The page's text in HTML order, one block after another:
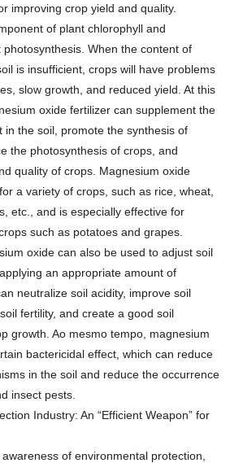
improving crop yield and quality.
of plant chlorophyll and
photosynthesis. When the content of
is insufficient, crops will have problems
, slow growth and reduced yield At this
oxide fertilizer can supplement the
in the soil, promote the synthesis of
the photosynthesis of crops, and
quality of crops. Magnesium oxide
a variety of crops, such as rice, wheat,
, etc., and is especially effective for
such as potatoes and grapes.
oxide can also be used to adjust soil
applying an appropriate amount of
neutralize soil acidity, improve soil
fertility, and create a good soil
growth . Ao mesmo tempo, magnesium
bactericidal effect, which can reduce
in the soil and reduce the occurrence
insect pests.
Industry: An “Efficient Weapon” for
of environmental protection